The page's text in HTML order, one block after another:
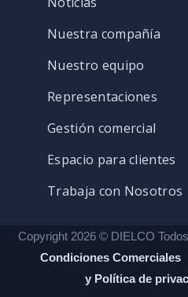
Nuestra compañía
Nuestro equipo
Representaciones
Gestión comercial
Espacio para clientes
Trabaja con Nosotros
Copyright 2026 © DIELCO
Condiciones Comerciales
y Política de